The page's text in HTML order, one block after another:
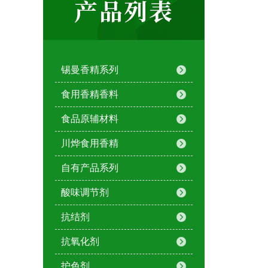
锡曼香精系列
食用香精香料
食品原辅材料
川烨食用香精
自有产品系列
酸味调节剂
抗结剂
抗氧化剂
护色剂